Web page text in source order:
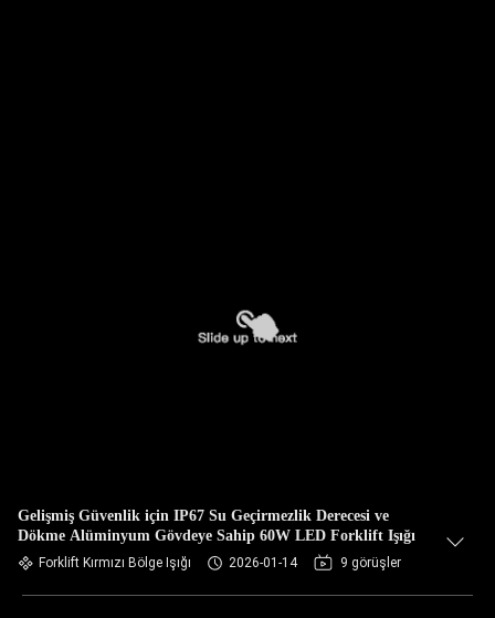
Gelişmiş Güvenlik için IP67 Su Geçirmezlik Derecesi ve
Dökme Alüminyum Gövdeye Sahip 60W LED Forklift Işığı
Forklift Kırmızı Bölge Işığı 2026-01-14 9 görüşler